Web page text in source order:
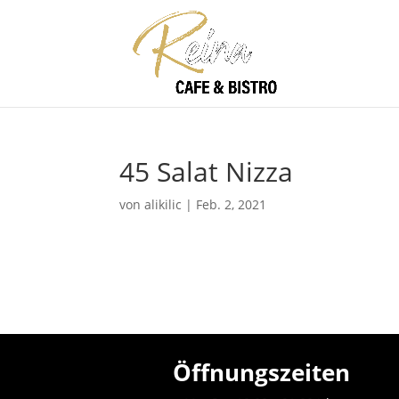
45 Salat Nizza
vonalikilic | Feb. 2, 2021
Öffnungszeiten